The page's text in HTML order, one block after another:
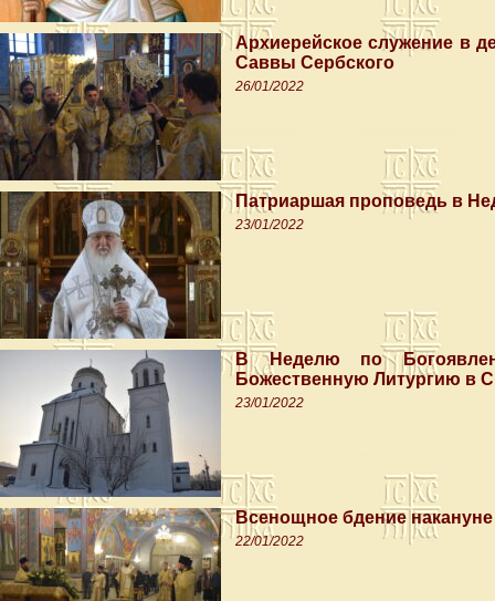
Архиерейское служение в
Саввы Сербского
26/01/2022
Патриаршая проповедь в
23/01/2022
В Неделю по
Божественную Литургию в
23/01/2022
Всенощное бдение
22/01/2022